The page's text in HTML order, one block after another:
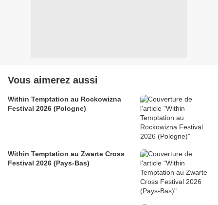
Vous aimerez aussi
Within Temptation au Rockowizna
Festival 2026 (Pologne)
Within Temptation au Zwarte Cross
Festival 2026 (Pays-Bas)